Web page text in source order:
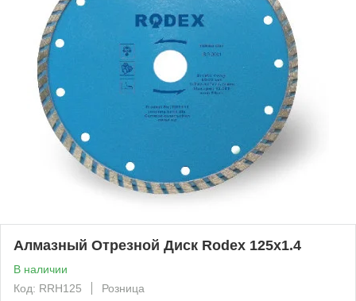
Алмазный Отрезной Диск Rodex 125x1.4
В наличии
Код: RRH125
Розница